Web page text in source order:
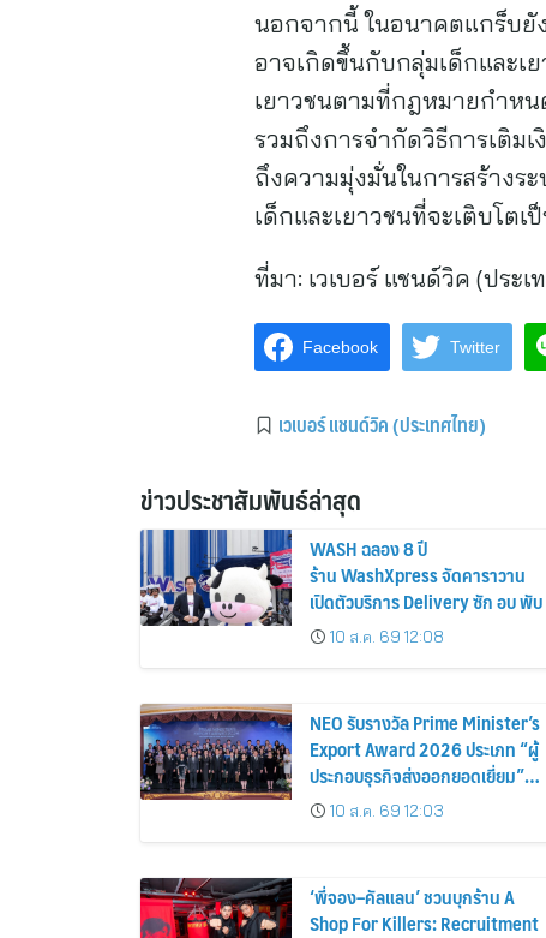
นอกจากนี้ ในอนาคตแกร็บยั
อาจเกิดขึ้นกับกลุ่มเด็กและเ
เยาวชนตามที่กฎหมายกำห
รวมถึงการจำกัดวิธีการเติม
ถึงความมุ่งมั่นในการสร้างร
เด็กและเยาวชนที่จะเติบโต
ที่มา: เวเบอร์ แชนด์วิค (ประเ
Facebook Twitter
เวเบอร์ แชนด์วิค (ประเทศไทย)
ข่าวประชาสัมพันธ์ล่าสุด
WASH ฉลอง 8 ปี
ร้าน WashXpress จัดคาราวาน
เปิดตัวบริการ Delivery ซัก อบ พับ
10 ส.ค. 69 12:08
NEO รับรางวัล Prime Minister’s
Export Award 2026 ประเภท “ผู้
ประกอบธุรกิจส่งออกยอดเยี่ยม”
สะท้อนมาตรฐานการดำเนินธุรกิจ
พร้อมยกระดับศักยภาพสินค้าไทย
10 ส.ค. 69 12:03
‘พี่จอง–คัลแลน’ ชวนบุกร้าน A
Shop For Killers: Recruitment